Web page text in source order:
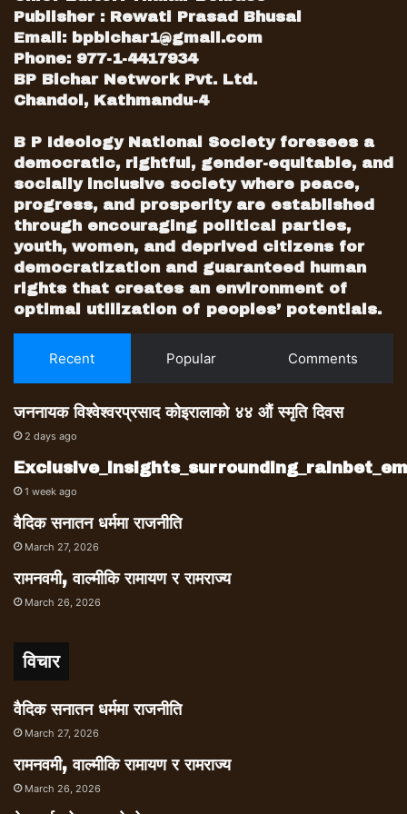
व्यक्ति स्वरोजगार हुने गरी व्यवसाय सञ्चालन गर्न प्रवाह
हुने १५ लासम्मको कर्जा समेत अब हटेको छ ।
Publisher : Rewati Prasad Bhusal
Email: bpbichar1@gmail.com
Phone: 977-1-4417934
BP Bichar Network Pvt. Ltd.
Chandol, Kathmandu-4
B P Ideology National Society foresees a
democratic, rightful, gender-equitable, and
socially inclusive society where peace,
progress, and prosperity are established
through encouraging political parties,
youth, women, and deprived citizens for
democratization and guaranteed human
rights that creates an environment of
optimal utilization of peoples’ potentials.
Recent Popular Comments
जननायक विश्वेश्वरप्रसाद कोइरालाको ४४ औं स्मृति दिवस
2 days ago
1 week ago
वैदिक सनातन धर्ममा राजनीति
March 27, 2026
रामनवमी, वाल्मीकि रामायण र रामराज्य
March 26, 2026
विचार
वैदिक सनातन धर्ममा राजनीति
March 27, 2026
रामनवमी, वाल्मीकि रामायण र रामराज्य
March 26, 2026